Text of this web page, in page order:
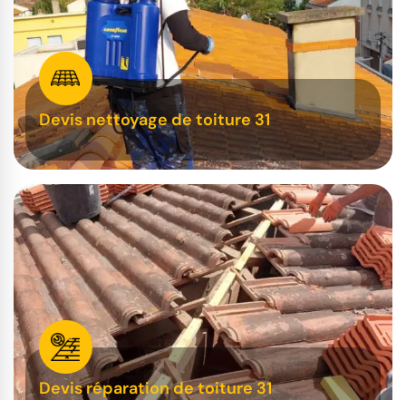
Devis nettoyage de toiture 31
Devis réparation de toiture 31